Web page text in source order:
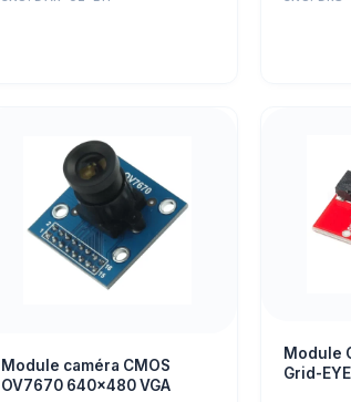
Module caméra CMOS
OV7670 640×480 VGA
Module
Grid-